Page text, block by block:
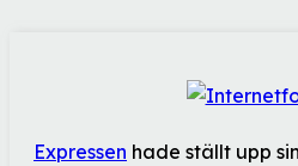
Expressen hade ställt upp